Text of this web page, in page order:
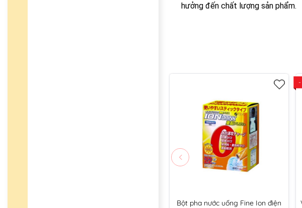
hưởng đến chất lượng sản phẩm.
Bột pha nước uống Fine Ion điện
-